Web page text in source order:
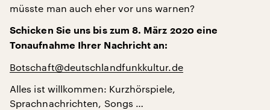
müsste man auch eher vor uns warnen?
Schicken Sie uns bis zum 8. März 2020 eine
Tonaufnahme Ihrer Nachricht an:
Botschaft@deutschlandfunkkultur.de
Alles ist willkommen: Kurzhörspiele,
Sprachnachrichten, Songs …